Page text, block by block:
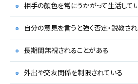
相手の顔色を常にうかがって生活して
自分の意見を言うと強く否定・説教さ
長期間無視されることがある
外出や交友関係を制限されている